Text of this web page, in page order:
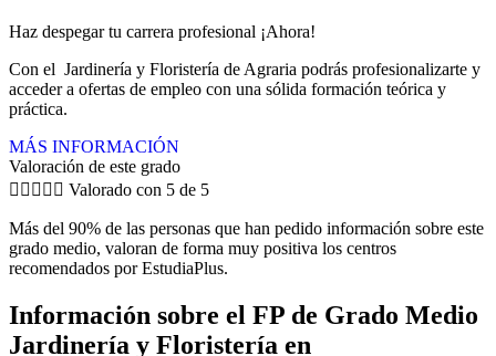
Haz despegar tu carrera profesional ¡Ahora!
Con el Jardinería y Floristería de Agraria podrás profesionalizarte y
acceder a ofertas de empleo con una sólida formación teórica y
práctica.
MÁS INFORMACIÓN
Valoración de este grado
     Valorado con 5 de 5
Más del 90% de las personas que han pedido información sobre este
grado medio, valoran de forma muy positiva los centros
recomendados por EstudiaPlus.
Información sobre el FP de Grado Medio
Jardinería y Floristería en